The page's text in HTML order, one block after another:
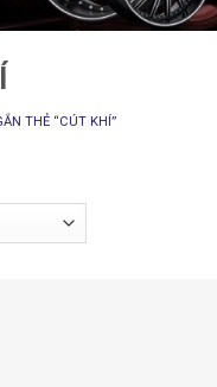
THẺ “CÚT KHÍ”